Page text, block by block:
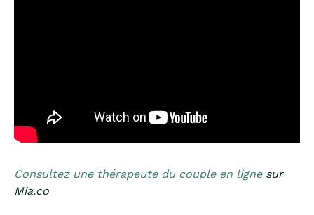
Consultez une thérapeute du couple en lignesur
Mia.co